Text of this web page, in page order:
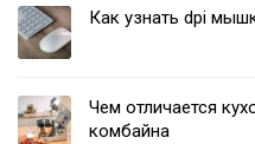
Как узнать dpi
Чем отличается
комбайна